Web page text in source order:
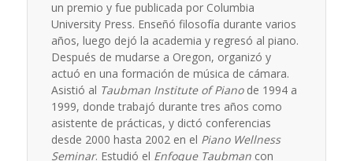
un premio y fue publicada por Columbia
University Press. Enseñó filosofía durante varios
años, luego dejó la academia y regresó al piano.
Después de mudarse a Oregon, organizó y
actuó en una formación de música de cámara.
Asistió al Taubman Institute of Pianode 1994 a
1999, donde trabajó durante tres años como
asistente de prácticas, y dictó conferencias
desde 2000 hasta 2002 en el Piano Wellness
Seminar. Estudió el Enfoque Taubmancon